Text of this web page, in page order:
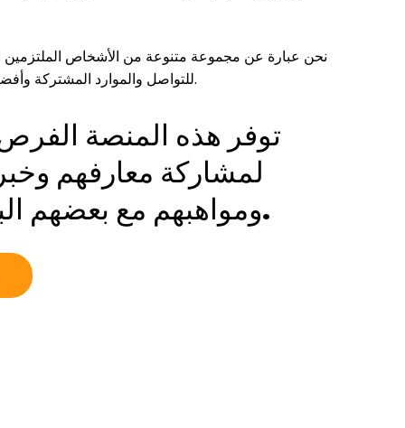
نحن عبارة عن مجموعة متنوعة من الأشخاص الملتزمين
للتواصل والموارد المشتركة وأفضل الممارسات والأفكار والمزيد.
توفر هذه المنصة
لمشاركة معارفهم
ومواهبهم مع بعضهم البعض ومع العالم.